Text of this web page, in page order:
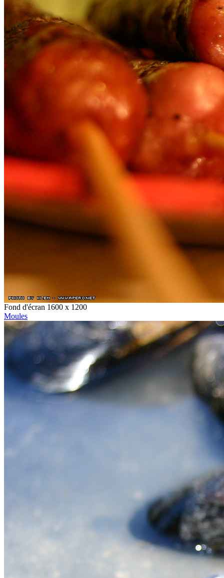
Fond d'écran 1600 x 1200
Moules